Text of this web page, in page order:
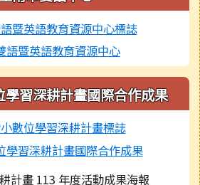
語暨英語教育資源中心
學習深耕計畫國際合作成果